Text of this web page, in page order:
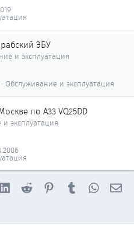
ЭБУ
и эксплуатация
Обслуживание и эксплуатация
по A33 VQ25DD
эксплуатация
LinkedInReddit PinterestTumblr